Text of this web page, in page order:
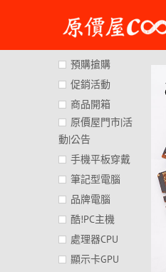
content
預購搶購
促銷活動
商品開箱
原價屋門市|活
動|公告
手機平板穿戴
筆記型電腦
品牌電腦
酷!PC主機
處理器CPU
顯示卡GPU